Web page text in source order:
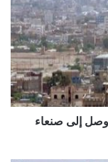
إلى صنعاء